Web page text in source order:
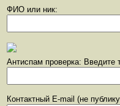
ФИО или ник:
Антиспам проверка: Введите
Контактный E-mail (не